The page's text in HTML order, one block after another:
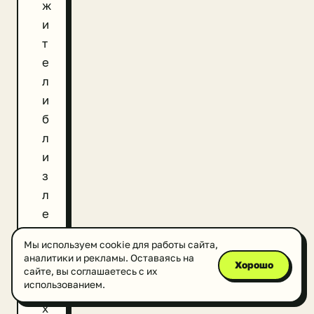
ж
и
т
е
л
и
б
л
и
з
л
е
ж
а
щ
и
х
Мы используем cookie для работы сайта,
аналитики и рекламы. Оставаясь на
сайте, вы соглашаетесь с их
использованием.
Хорошо